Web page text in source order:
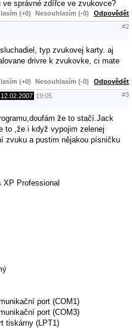
ve správné zdířce ve zvukovce?
(+0) Nesouhlasím (-0) Odpovědět
#2
typ zvukovej karty. aj
drivre k zvukovke, ci mate
(+0) Nesouhlasím (-0) Odpovědět
12.02.2007 19:05 #3
že to stačí.Jack
to ,že i když vypojim zelenej
zvuku a pustim nějakou písničku
XP Professional
port (COM1)
port (COM3)
tiskárny (LPT1)